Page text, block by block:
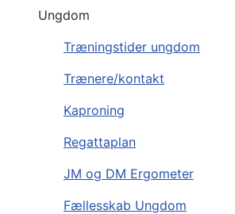
Ungdom
Træningstider ungdom
Trænere/kontakt
Kaproning
Regattaplan
JM og DM Ergometer
Fællesskab Ungdom